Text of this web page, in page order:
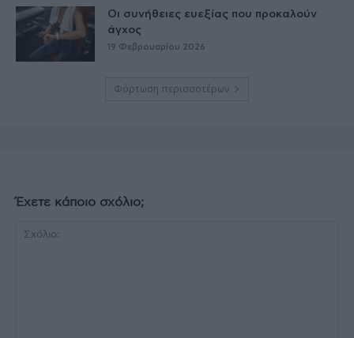
Οι συνήθειες ευεξίας που προκαλούν
άγχος
19 Φεβρουαρίου 2026
Φόρτωση περισσοτέρων
Έχετε κάποιο σχόλιο;